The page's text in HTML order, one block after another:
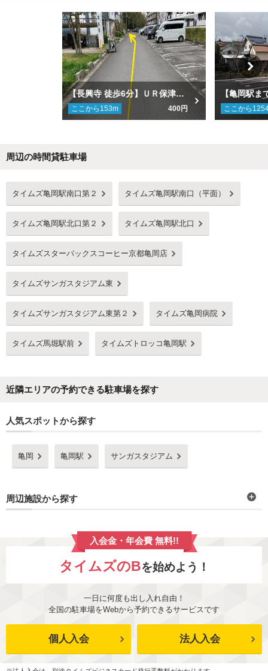
【長興寺 徒歩6分】ＵＲ保津川団地駐車場
ここから 153m 400円 ここから
周辺の時間貸駐車場
タイムズ亀岡駅南口第２ タイムズ亀岡駅南口（平面）
タイムズ亀岡駅北口第２ タイムズ亀岡駅北口
タイムズスターバックスコーヒー京都亀岡店
タイムズサンガスタジアム東
タイムズサンガスタジアム東第２ タイムズ亀岡病院
タイムズ馬堀駅前 タイムズトロッコ亀岡駅
近隣エリアの予約できる駐車場を探す
人気スポットから探す
亀岡 亀岡駅 サンガスタジアム
周辺施設から探す
入会金・年会費 無料!!
タイムズのBを始めよう！
一日に何度も出し入れ自由！
全国の駐車場をWebから予約できるサービスです
個人入会 法人入会